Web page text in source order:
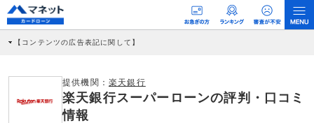
【コンテンツの広告表記に関して】
社に対して企業から紹介報酬が支払われるという収益モデルです。 ただし、特定の
商品を根拠なくPRするものではなく、当編集部の調査／ユーザーへの口コミ収集な
どに基づき、公平性を担保した情報提供を行っています。
提供機関： 楽天銀行
楽天銀行スーパーローンの評判・口コミ
情報